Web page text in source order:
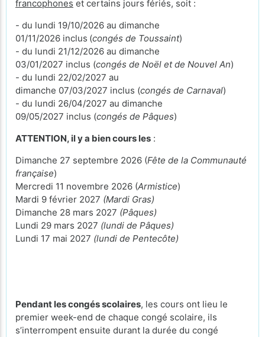
francophones et certains jours fériés, soit :
- du lundi 19/10/2026 au dimanche
01/11/2026 inclus (congés de Toussaint)
- du lundi 21/12/2026 au dimanche
03/01/2027 inclus (congés de Noël et de Nouvel An)
- du lundi 22/02/2027 au
dimanche 07/03/2027 inclus (congés de Carnaval)
- du lundi 26/04/2027 au dimanche
09/05/2027 inclus (congés de Pâques)
ATTENTION, il y a bien cours les :
Dimanche 27 septembre 2026 (Fête de la Communauté
française)
Mercredi 11 novembre 2026 (Armistice)
Mardi 9 février 2027 (Mardi Gras)
Dimanche 28 mars 2027 (Pâques)
Lundi 29 mars 2027 (lundi de Pâques)
Lundi 17 mai 2027 (lundi de Pentecôte)
Pendant les congés scolaires, les cours ont lieu le
premier week-end de chaque congé scolaire, ils
s’interrompent ensuite durant la durée du congé